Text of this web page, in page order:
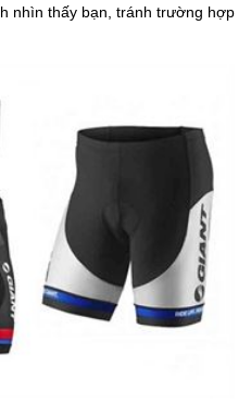
nhìn thấy bạn, tránh trường hợp